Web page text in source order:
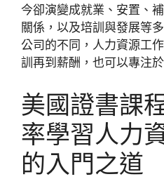
今卻演變成就業、安置、
關係，以及培訓與發展等
公司的不同，人力資源工
訓再到薪酬，也可以專注
美國證書課
率學習人力
的入門之道